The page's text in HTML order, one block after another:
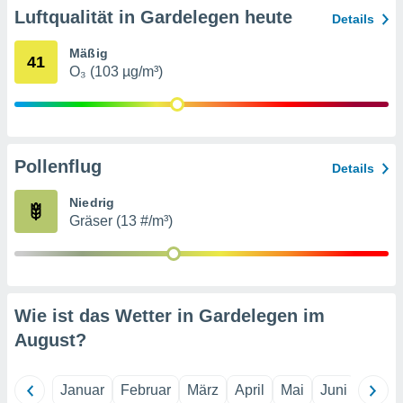
um
diese
Einige
dem Sie
Sie Ihre
Luftqualität in Gardelegen heute Details
41 Mäßig
O₃ (103 µg/m³)
Pollenflug Details
Niedrig
Gräser (13 #/m³)
Wie ist das Wetter in Gardelegen im
August?
Januar Februar März April Mai Juni Juli